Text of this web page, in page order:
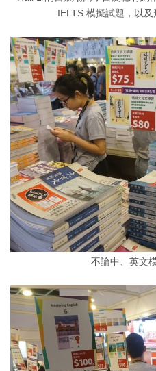
IELTS 模擬試題，以
不論中、英文